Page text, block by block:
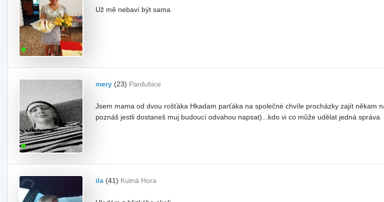
Už mě nebaví být sama.
mery (23) Pardubice
Jsem mama od dvou rošťáka Hkadam parťáka na společné chvíle procházky zajít někam
poznáš jestli dostaneš muj budoucí odvahou napsat)...kdo vi co může udělat jedná správa
ila (41) Kutná Hora